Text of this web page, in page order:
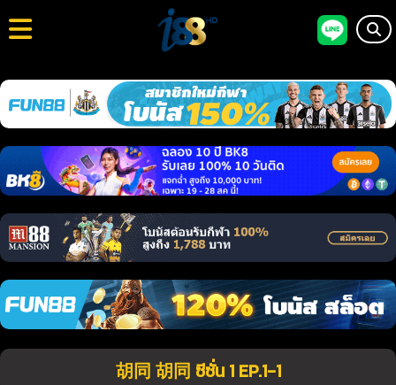
胡同 胡同 ซีซั่น 1 EP.1-1